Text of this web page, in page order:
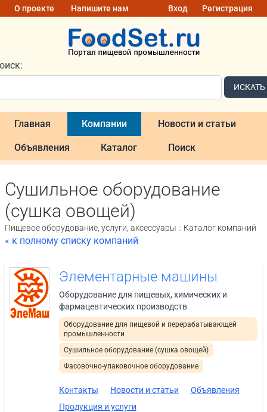
О проекте Напишите нам Вход Регистрация
ИСКАТЬ
Главная Компании Новости и статьи
Объявления Каталог Поиск
Сушильное оборудование
(сушка овощей)
Пищевое оборудование, услуги, аксессуары :: Каталог компаний
« к полному списку компаний
Элементарные машины
Оборудование для пищевых, химических и
фармацевтических производств
Оборудование для пищевой и перерабатывающей
промышленности
Сушильное оборудование (сушка овощей)
Фасовочно-упаковочное оборудование
Контакты Новости и статьи
Объявления
Продукция и услуги